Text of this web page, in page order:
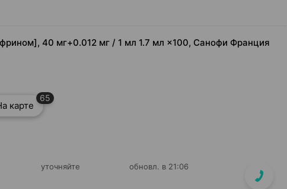
40 мг+0.012 мг / 1 мл 1.7 мл ×100, Санофи Франция
карте
65
уточняйте обновл. в 21:06